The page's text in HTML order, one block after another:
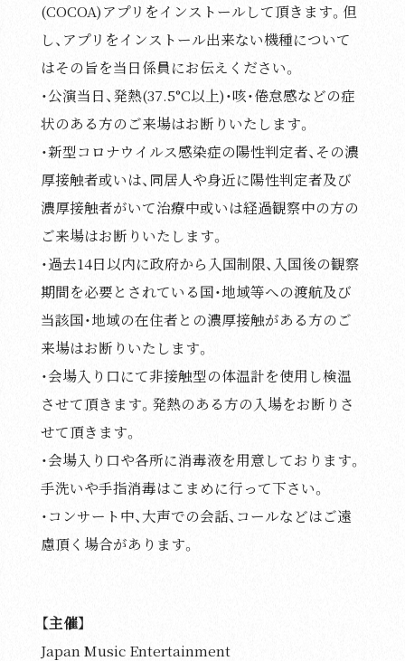
(COCOA)アプリをインストールして頂きます。但
し、アプリをインストール出来ない機種について
はその旨を当日係員にお伝えください。
・公演当日、発熱(37.5°C以上)・咳・倦怠感などの症
状のある方のご来場はお断りいたします。
・新型コロナウイルス感染症の陽性判定者、その濃
厚接触者或いは、同居人や身近に陽性判定者及び
濃厚接触者がいて治療中或いは経過観察中の方の
ご来場はお断りいたします。
・過去14日以内に政府から入国制限、入国後の観察
期間を必要とされている国・地域等への渡航及び
当該国・地域の在住者との濃厚接触がある方のご
来場はお断りいたします。
・会場入り口にて非接触型の体温計を使用し検温
させて頂きます。発熱のある方の入場をお断りさ
せて頂きます。
・会場入り口や各所に消毒液を用意しております。
手洗いや手指消毒はこまめに行って下さい。
・コンサート中、大声での会話、コールなどはご遠
慮頂く場合があります。
【主催】
Japan Music Entertainment